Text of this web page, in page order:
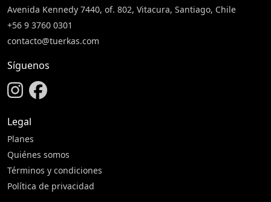
Avenida Kennedy 7440, of. 802, Vitacura, Santiago, Chile
+56 9 3760 0301
contacto@tuerkas.com
Síguenos
Legal
Planes
Quiénes somos
Términos y condiciones
Política de privacidad